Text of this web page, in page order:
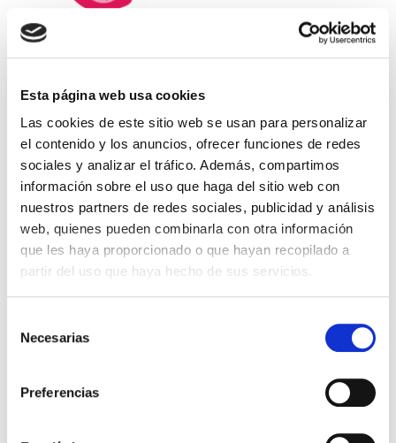
Esta página web usa cookies
Las cookies de este sitio web se usan para personalizar
el contenido y los anuncios, ofrecer funciones de redes
sociales y analizar el tráfico. Además, compartimos
información sobre el uso que haga del sitio web con
nuestros partners de redes sociales, publicidad y análisis
web, quienes pueden combinarla con otra información
que les haya proporcionado o que hayan recopilado a
partir del uso que haya hecho de sus servicios.
Necesarias
Preferencias
38,90 € Impuestos incluidos
CANTIDAD
- +

Sello de lacre grabado
Compatible con barras y corazones de lacre